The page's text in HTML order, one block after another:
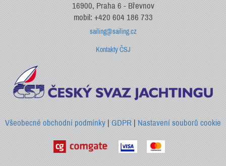
16900, Praha 6 - Břevnov
mobil: +420 604 186 733
sailing@sailing.cz
Kontakty ČSJ
Všeobecné obchodní podmínky| GDPR|Nastavení souborů cookie